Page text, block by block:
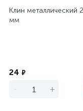
Клин металлический
мм
24 ₽
- +